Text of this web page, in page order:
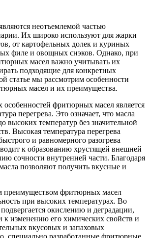
неотъемлемой частью
Их широко используют для жарки
от картофельных долек и куриных
филе и овощных снэков. Однако, при
масел важно учитывать их
подходящие для конкретных
статье мы рассмотрим особенности
масел и их преимущества.
фритюрных масел является
перегрева. Это означает, что масла
высоких температур без значительной
Высокая температура перегрева
и равномерного разогрева
к образованию хрустящей внешней
сочности внутренней части. Благодаря
позволяют получить вкусные и
фритюрных масел
при высоких температурах. Во
окислению и деградации,
к изменению его химических свойств и
вкусовых и запаховых
специально разработанные фритюрные